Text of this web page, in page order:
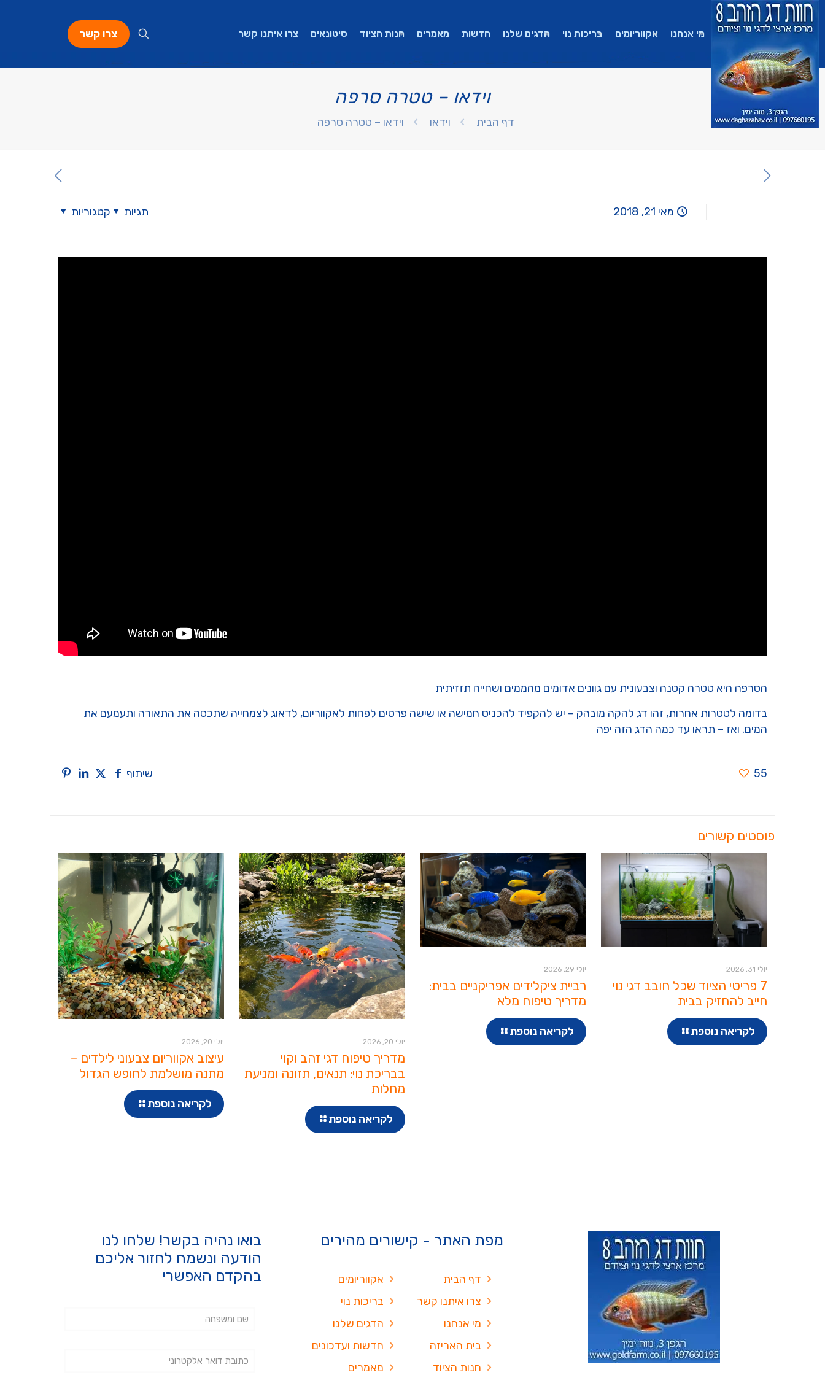
מי אנחנו אקווריומים בריכות נוי הדגים שלנו חדשות מאמרים חנות הציוד סיטונאים צרו איתנו קשר צרו קשר
וידאו – טטרה סרפה
דף הבית וידאו וידאו – טטרה סרפה
מאי 21, 2018 קטגוריות תגיות
הסרפה היא טטרה קטנה וצבעונית עם גוונים אדומים מהממים ושחייה תזזיתית
בדומה לטטרות אחרות, זהו דג להקה מובהק – יש להקפיד להכניס חמישה או שישה פרטים לפחות לאקווריום, לדאוג לצמחייה שתכסה את התאורה ותעמעם את
המים. ואז – תראו עד כמה הדג הזה יפה
שיתוף 55
פוסטים קשורים
יולי 31, 2026
7 פריטי הציוד שכל חובב דגי נוי
חייב להחזיק בבית
לקריאה נוספת
יולי 29, 2026
רביית ציקלידים אפריקניים בבית:
מדריך טיפוח מלא
לקריאה נוספת
יולי 20, 2026
מדריך טיפוח דגי זהב וקוי
בבריכת נוי: תנאים, תזונה ומניעת
מחלות
לקריאה נוספת
יולי 20, 2026
עיצוב אקווריום צבעוני לילדים –
מתנה מושלמת לחופש הגדול
לקריאה נוספת
מפת האתר - קישורים מהירים
אקווריומים
בריכות נוי
הדגים שלנו
חדשות ועדכונים
מאמרים
דף הבית
צרו איתנו קשר
מי אנחנו
בית האריזה
חנות הציוד
בואו נהיה בקשר! שלחו לנו
הודעה ונשמח לחזור אליכם
בהקדם האפשרי